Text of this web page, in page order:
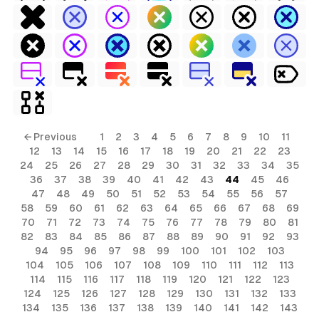
← Previous 1 2 3 4 5 6 7 8 9 10
11
12
13 14 15 16 17 18 19 20 21 22
23
24
25 26 27 28 29 30 31 32 33 34
35
36
37 38 39 40 41 42 43 44 45
46
47
48 49 50 51 52 53 54 55 56
57
58
59 60 61 62 63 64 65 66 67 68
69
70
71 72 73 74 75 76 77 78 79 80
81
82
83 84 85 86 87 88 89 90 91 92
93
94
95 96 97 98 99 100 101 102
103
104
105 106 107 108 109 110 111 112
113
114
115 116 117 118 119 120 121 122
123
124
125 126 127 128 129 130 131 132
133
134
135 136 137 138 139 140 141 142 143